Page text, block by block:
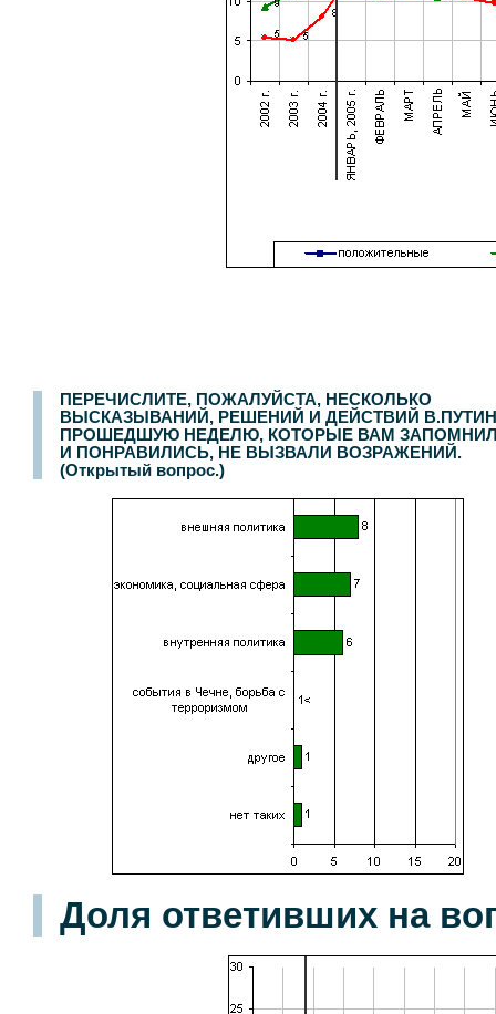
ПЕРЕЧИСЛИТЕ, ПОЖАЛУЙСТА, НЕСКОЛЬКО
ВЫСКАЗЫВАНИЙ, РЕШЕНИЙ И ДЕЙСТВИЙ
ПРОШЕДШУЮ НЕДЕЛЮ, КОТОРЫЕ ВАМ
И ПОНРАВИЛИСЬ, НЕ ВЫЗВАЛИ ВОЗРАЖЕНИЙ.
(Открытый вопрос.)
Доля ответивших на